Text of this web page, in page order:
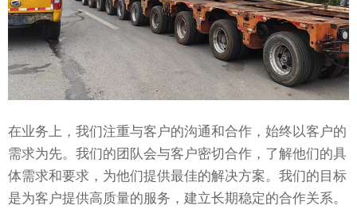
在业务上，我们注重与客户的沟通和合作，始终以客户的
需求为先。我们的团队会与客户密切合作，了解他们的具
体需求和要求，为他们提供最佳的解决方案。我们的目标
是为客户提供高质量的服务，建立长期稳定的合作关系。